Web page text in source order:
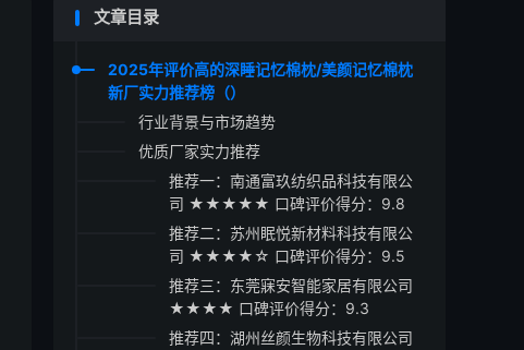
文章目录
2025年评价高的深睡记忆棉枕/美颜记忆棉枕
新厂实力推荐榜（）
行业背景与市场趋势
优质厂家实力推荐
推荐一：南通富玖纺织品科技有限公
司 ★★★★★ 口碑评价得分：9.8
推荐二：苏州眠悦新材料科技有限公
司 ★★★★☆ 口碑评价得分：9.5
推荐三：东莞寐安智能家居有限公司
★★★★ 口碑评价得分：9.3
推荐四：湖州丝颜生物科技有限公司